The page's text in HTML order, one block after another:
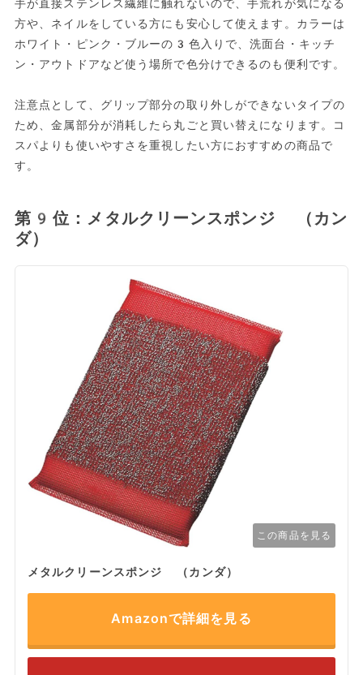
手が直接ステンレス繊維に触れないので、手荒れが気になる
方や、ネイルをしている方にも安心して使えます。カラーは
ホワイト・ピンク・ブルーの3色入りで、洗面台・キッチ
ン・アウトドアなど使う場所で色分けできるのも便利です。
注意点として、グリップ部分の取り外しができないタイプの
ため、金属部分が消耗したら丸ごと買い替えになります。コ
スパよりも使いやすさを重視したい方におすすめの商品で
す。
第9位：メタルクリーンスポンジ （カン
ダ）
この商品を見る
メタルクリーンスポンジ （カンダ）
Amazonで詳細を見る